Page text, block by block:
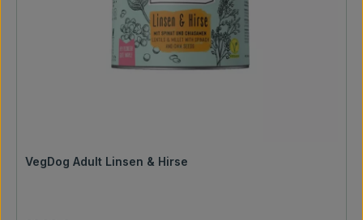
VegDog Adult Linsen & Hirse